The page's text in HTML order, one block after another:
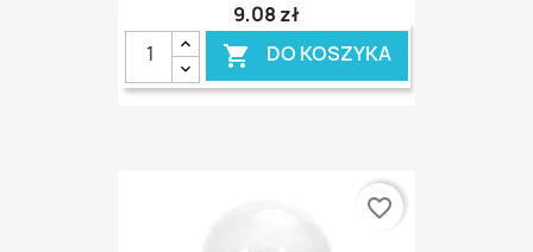
9,08 zł
 DO KOSZYKA
favorite_border